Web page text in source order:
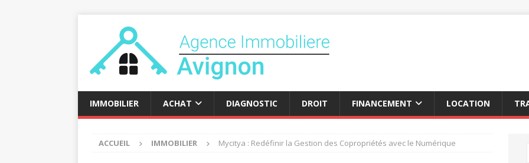
IMMOBILIER ACHAT DIAGNOSTIC DROIT FINANCEMENT LOCATION
ACCUEIL IMMOBILIER Mycitya : Redéfinir la Gestion des Copropriétés avec le Numérique